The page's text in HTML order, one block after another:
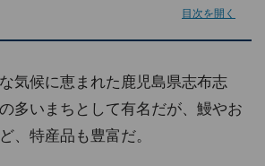
目次を開く
気候に恵まれた鹿児島県志布志
多いまちとして有名だが、鰻やお
、特産品も豊富だ。